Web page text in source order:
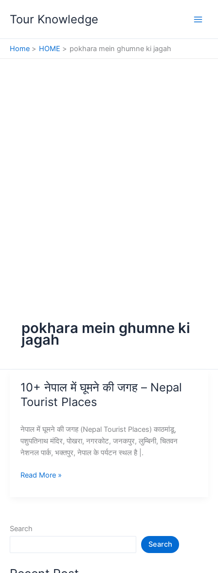
Tour Knowledge
Home HOME pokhara mein ghumne ki jagah
pokhara mein ghumne ki
jagah
10+ नेपाल में घूमने की जगह – Nepal
Tourist Places
नेपाल में घूमने की जगह (Nepal Tourist Places) काठमांडू,
पशुपतिनाथ मंदिर, पोखरा, नगरकोट, जनकपुर, लुम्बिनी, चितवन
नेशनल पार्क, भक्तपुर, नेपाल के पर्यटन स्थल है |.
10+
जगह
Read More »
Search
Search